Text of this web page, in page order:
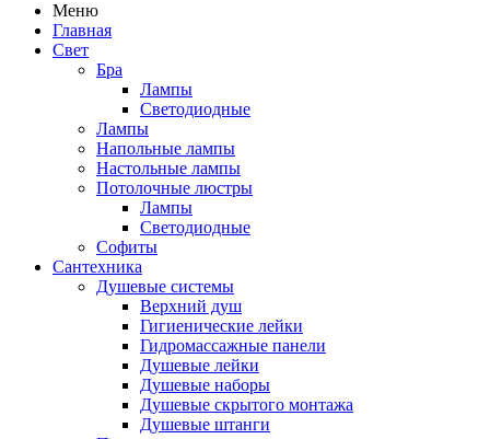
Меню
Главная
Свет
Бра
Лампы
Светодиодные
Лампы
Напольные лампы
Настольные лампы
Потолочные люстры
Лампы
Светодиодные
Софиты
Сантехника
Душевые системы
Верхний душ
Гигиенические лейки
Гидромассажные панели
Душевые лейки
Душевые наборы
Душевые скрытого монтажа
Душевые штанги